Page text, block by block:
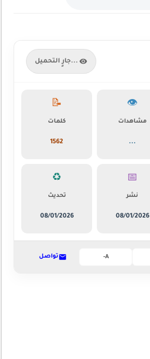
جارٍ التحميل...
👁️
مشاهدات
...
📝
كلمات
1562
📅
نشر
08/01/2026
♻️
تحديث
08/01/2026
A- تواصل